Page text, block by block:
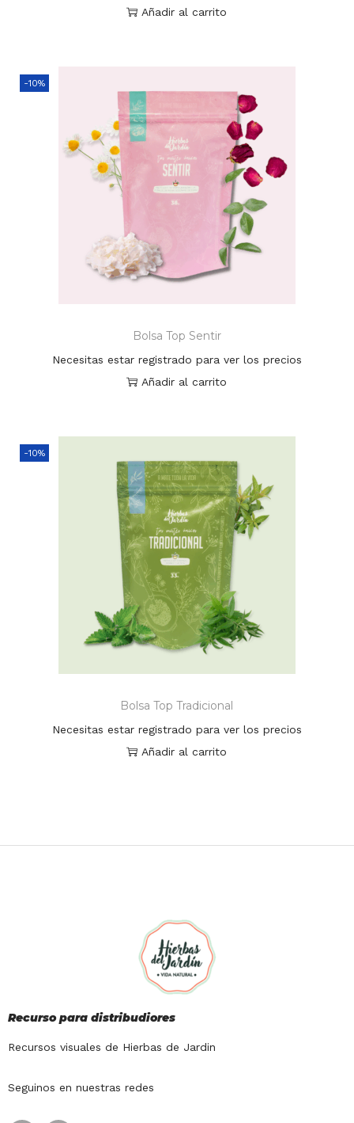
Añadir al carrito
-10%
Bolsa Top Sentir
Necesitas estar registrado para ver los precios
Añadir al carrito
-10%
Bolsa Top Tradicional
Necesitas estar registrado para ver los precios
Añadir al carrito
Recurso para distribudiores
Recursos visuales de Hierbas de Jardin
Seguinos en nuestras redes